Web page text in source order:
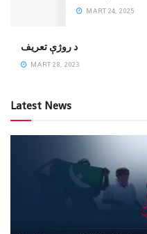
MART 24, 2025
‌د روژې تعریف
MART 28, 2023
Latest News